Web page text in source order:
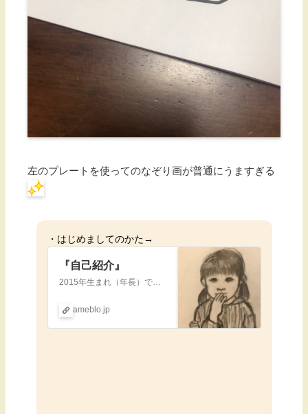
左のプレートを使ってのなぞり画が普通にうますぎる
・はじめましてのかた→
『自己紹介』
2015年生まれ（年長）で中度知的障害（IQ39→2021.9診断）を伴う自閉スペクトラム症の娘の日常、あとは母のダイエットや愚痴、就学についてなど色々書いて…
ameblo.jp